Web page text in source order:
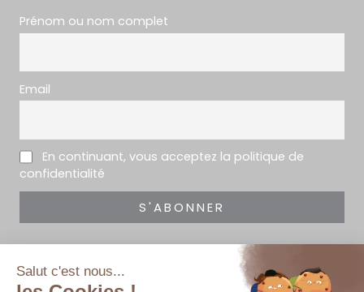
Prénom ou nom complet
Email
En continuant, vous acceptez la politique de
confidentialité
En indiquant votre adresse mail ci-dessus, vous consentez à recevoir
notre newsletter par voie électronique.